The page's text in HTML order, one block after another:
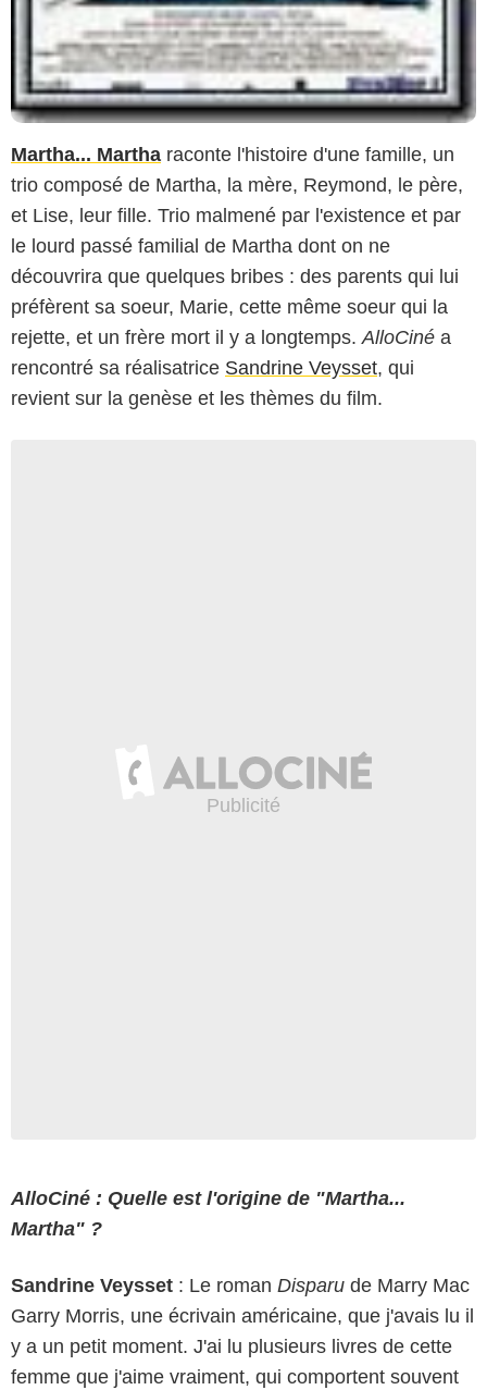
Martha... Martha raconte l'histoire d'une famille, un
trio composé de Martha, la mère, Reymond, le père,
et Lise, leur fille. Trio malmené par l'existence et par
le lourd passé familial de Martha dont on ne
découvrira que quelques bribes : des parents qui lui
préfèrent sa soeur, Marie, cette même soeur qui la
rejette, et un frère mort il y a longtemps.AlloCiné a
rencontré sa réalisatrice Sandrine Veysset, qui
revient sur la genèse et les thèmes du film.
AlloCiné : Quelle est l'origine de "Martha...
Martha" ?
Sandrine Veysset : Le roman Disparu de Marry Mac
Garry Morris, une écrivain américaine, que j'avais lu il
y a un petit moment. J'ai lu plusieurs livres de cette
femme que j'aime vraiment, qui comportent souvent